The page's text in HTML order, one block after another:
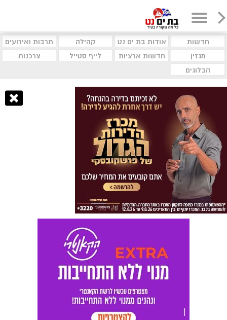
חדשות אודות בת ים נט קהילה
תרבות ואירועים
מגזין
חדשות ארציות לייף סטייל
צרכנות
הבלוגים